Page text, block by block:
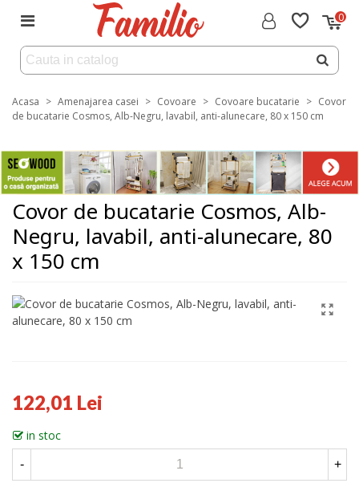
0
Acasa > Amenajarea casei > Covoare > Covoare bucatarie > Covor
de bucatarie Cosmos, Alb-Negru, lavabil, anti-alunecare, 80 x 150 cm
Covor de bucatarie Cosmos, Alb-
Negru, lavabil, anti-alunecare, 80
x 150 cm
122,01 Lei
in stoc
- +